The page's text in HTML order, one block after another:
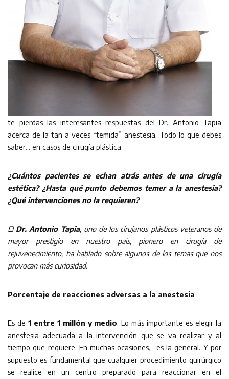
te pierdas las interesantes respuestas del Dr. Antonio Tapia
acerca de la tan a veces “temida” anestesia. Todo lo que debes
saber… en casos de cirugía plástica.
¿Cuántos pacientes se echan atrás antes de una cirugía
estética? ¿Hasta qué punto debemos temer a la anestesia?
¿Qué intervenciones no la requieren?
El Dr. Antonio Tapia, uno de los cirujanos plásticos veteranos de
mayor prestigio en nuestro país, pionero en cirugía de
rejuvenecimiento, ha hablado sobre algunos de los temas que nos
provocan más curiosidad.
Porcentaje de reacciones adversas a la anestesia
Es de 1 entre 1 millón y medio. Lo más importante es elegir la
anestesia adecuada a la intervención que se va realizar y al
tiempo que requiere. En muchas ocasiones, es la general. Y por
supuesto es fundamental que cualquier procedimiento quirúrgico
se realice en un centro preparado para reaccionar en el